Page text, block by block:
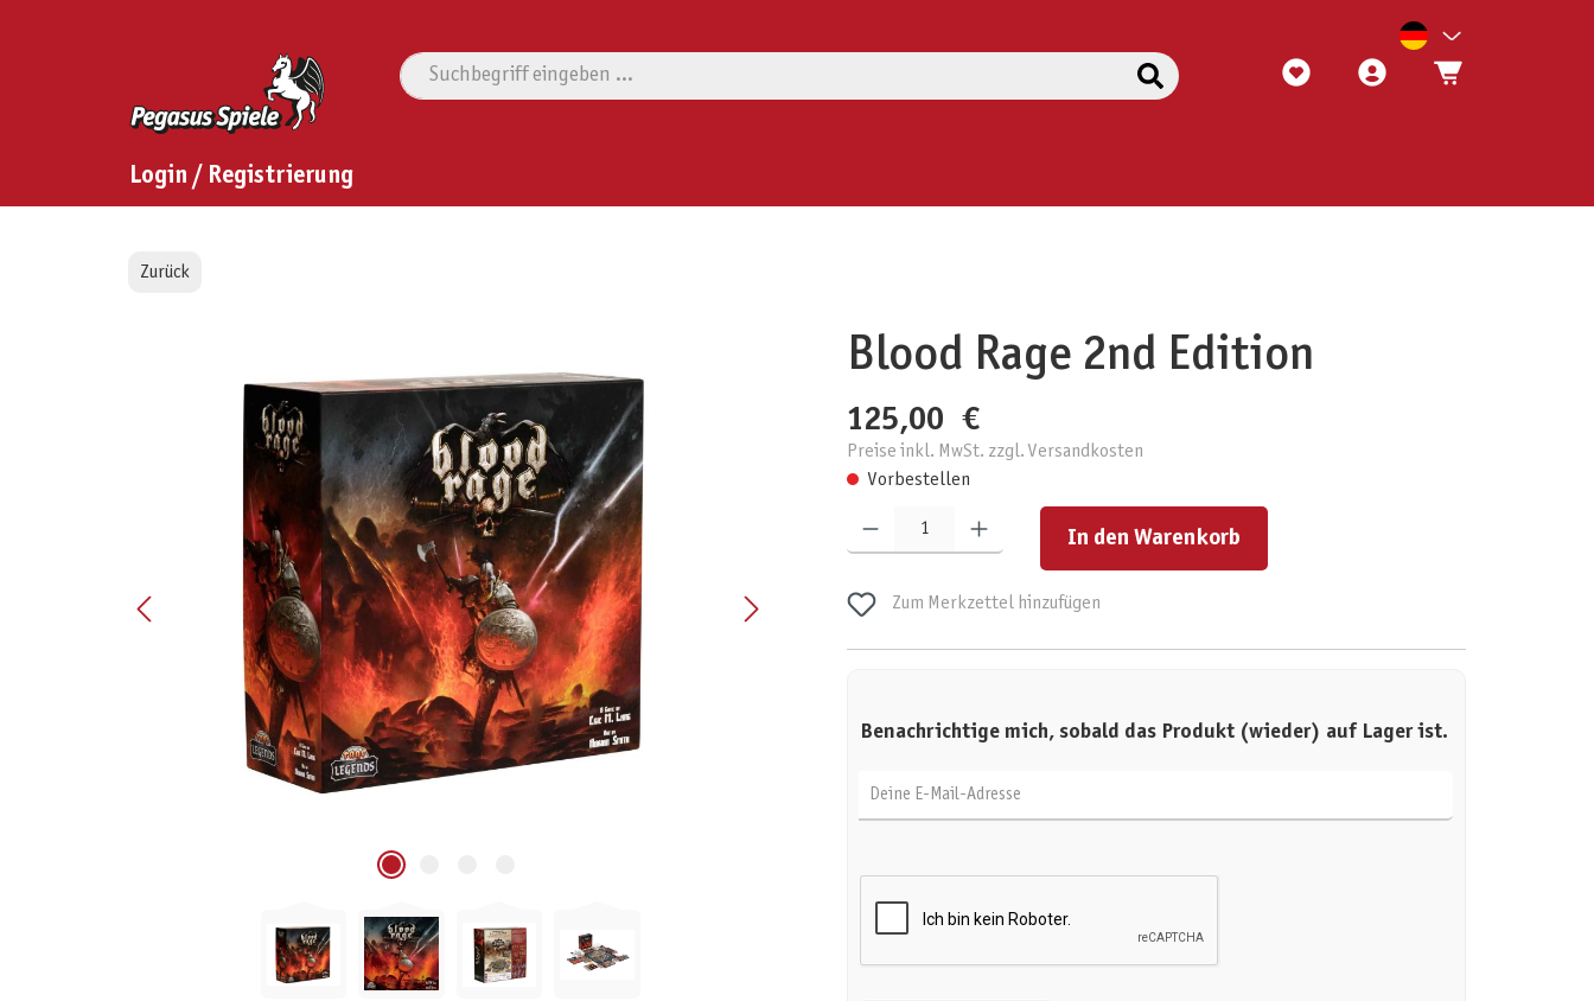
Login / Registrierung
Zurück
Blood Rage 2nd Edition
125,00 €
Preise inkl. MwSt. zzgl. Versandkosten
Vorbestellen
In den Warenkorb
Zum Merkzettel hinzufügen
Benachrichtige mich, sobald das Produkt (wieder) auf Lager ist.